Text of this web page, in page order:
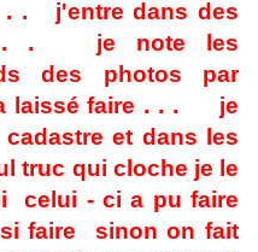
. j'entre dans des
. . . je note les
des photos par
laissé faire . . . je
et dans les
truc qui cloche je le
- ci a pu faire
faire sinon on fait